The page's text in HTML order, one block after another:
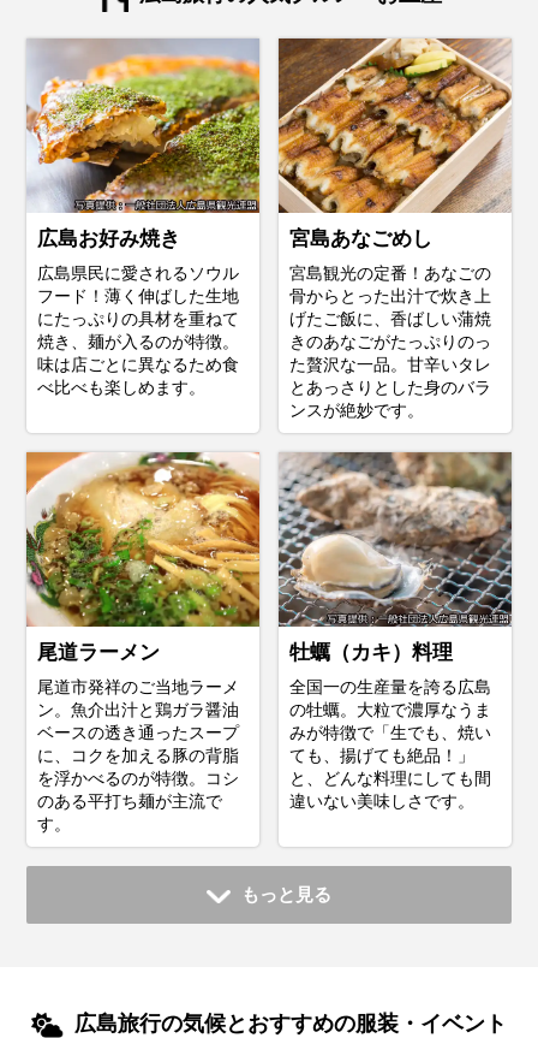
広島お好み焼き
広島県民に愛されるソウル
フード！薄く伸ばした生地
にたっぷりの具材を重ねて
焼き、麺が入るのが特徴。
味は店ごとに異なるため食
べ比べも楽しめます。
宮島あなごめし
宮島観光の定番！あなごの
骨からとった出汁で炊き上
げたご飯に、香ばしい蒲焼
きのあなごがたっぷりのっ
た贅沢な一品。甘辛いタレ
とあっさりとした身のバラ
ンスが絶妙です。
尾道ラーメン
尾道市発祥のご当地ラーメ
ン。魚介出汁と鶏ガラ醤油
ベースの透き通ったスープ
に、コクを加える豚の背脂
を浮かべるのが特徴。コシ
のある平打ち麺が主流で
す。
牡蠣（カキ）料理
全国一の生産量を誇る広島
の牡蠣。大粒で濃厚なうま
みが特徴で「生でも、焼い
ても、揚げても絶品！」
と、どんな料理にしても間
違いない美味しさです。
もっと見る
広島旅行の気候とおすすめの服装・イベント